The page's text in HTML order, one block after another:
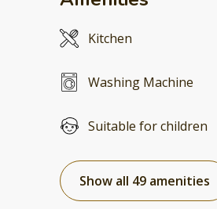
Kitchen
Washing Machine
Suitable for children
Show all 49 amenities